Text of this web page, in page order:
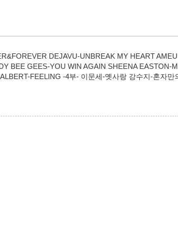
DEJAVU-UNBREAK MY HEART
BEE GEES-YOU WIN AGAIN SHEENA
FEELING -4부- 이문세-옛사랑 강수지-혼자